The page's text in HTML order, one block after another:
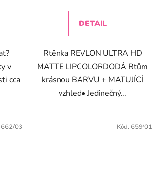
v
cca
DETAIL
Rtěnka REVLON ULTRA HD
MATTE LIPCOLORDODÁ Rtům
krásnou BARVU + MATUJÍCÍ
vzhled• Jedinečný...
662/03 Kód: 659/01